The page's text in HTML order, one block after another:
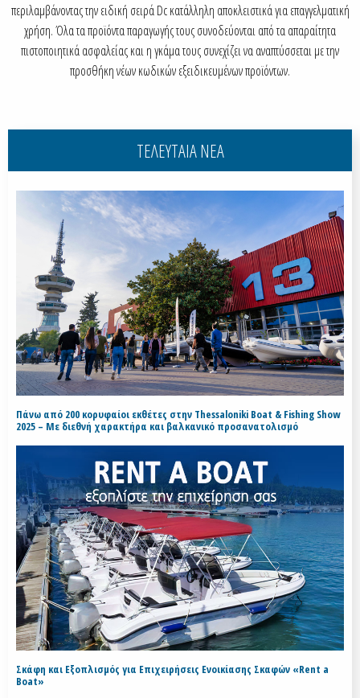
περιλαμβάνοντας την ειδική σειρά Dc κατάλληλη αποκλειστικά για επαγγελματική
χρήση. Όλα τα προϊόντα παραγωγής τους συνοδεύονται από τα απαραίτητα
πιστοποιητικά ασφαλείας και η γκάμα τους συνεχίζει να αναπτύσσεται με την
προσθήκη νέων κωδικών εξειδικευμένων προϊόντων.
ΤΕΛΕΥΤΑΙΑ ΝΕΑ
Πάνω από 200 κορυφαίοι εκθέτες στην Thessaloniki Boat & Fishing Show
2025 – Με διεθνή χαρακτήρα και βαλκανικό προσανατολισμό
Σκάφη και Εξοπλισμός για Επιχειρήσεις Ενοικίασης Σκαφών «Rent a
Boat»